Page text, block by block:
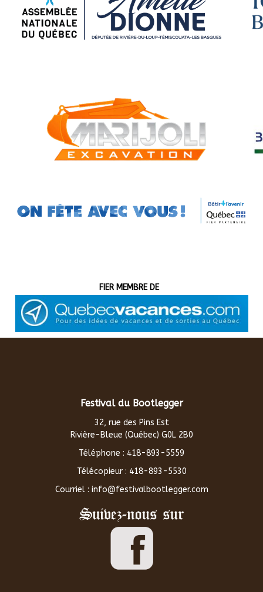
FIER MEMBRE DE
Festival du Bootlegger
32, rue des Pins Est
Rivière-Bleue (Québec) G0L 2B0
Téléphone : 418-893-5559
Télécopieur : 418-893-5530
Courriel : info@festivalbootlegger.com